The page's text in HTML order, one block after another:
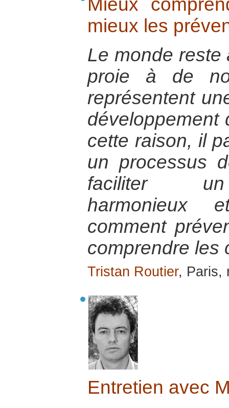
Mieux
mieux les
Le monde reste
proie à de
représentent
développement
cette raison, il
un processus
faciliter un
harmonieux
comment
comprendre les
Tristan Routier, Paris,
Entretien avec